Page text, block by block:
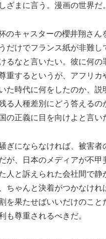
ざまに言う。漫画の世界だ。
のキャスターの櫻井翔さん
だけでフランス紙が非難し
るなと言いたい。彼に何の
重するというが、アフリカ
た時代に何をしたのか、説
る人種差別にどう答えるの
の正義に目を向けよと言い
ぎにならなければ、被害者
が、日本のメディアが不甲
人と訴えられた会社間で静
ちゃんと決着がつかなけれ
を果たせばいいだけのこと
も尊重されるべきだ。